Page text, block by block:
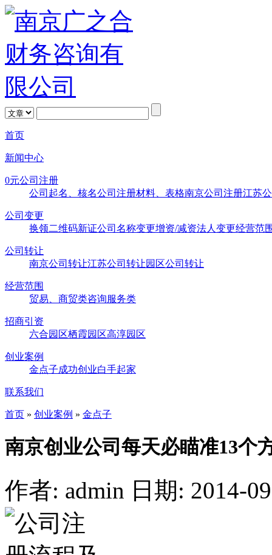
首页
新闻中心
0元公司注册
公司起名、核名公司注册材料、表格南京公司注册江苏
公司变更
换领二维码新证公司名称变更增资/减资法人变更经营范
公司转让
南京公司转让江苏公司转让园区公司转让
经营范围
贸易、商贸类咨询服务类
招商引资
六合园区栖霞园区高淳园区
创业案例
金点子成功创业白手起家
联系我们
首页 » 创业案例 » 金点子
南京创业公司每天必瞄准13个
作者: admin 日期: 2014-